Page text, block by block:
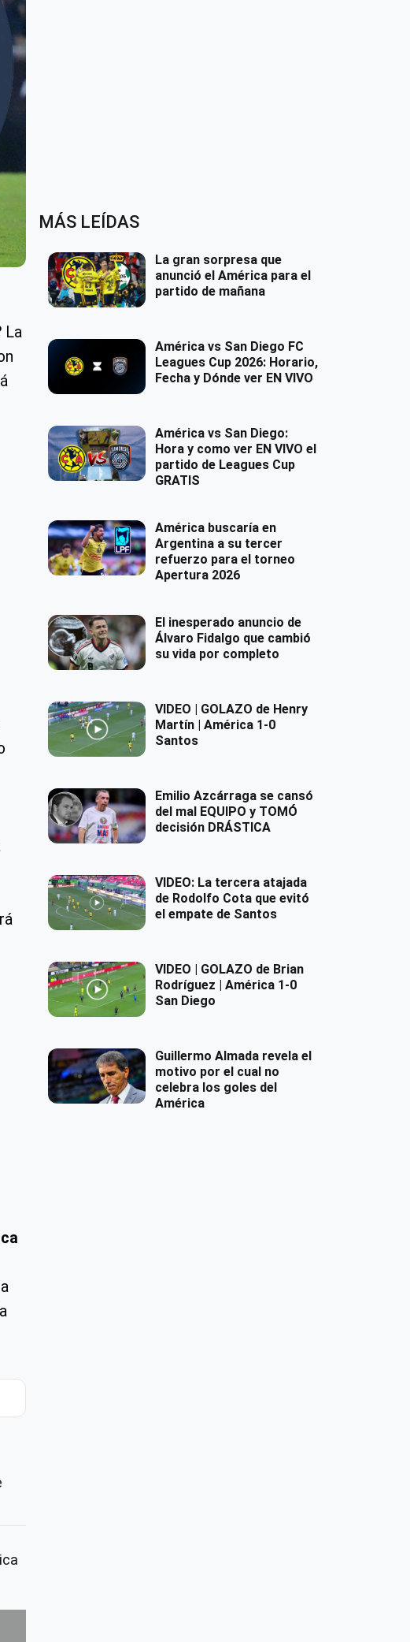
La
MÁS LEÍDAS
La gran sorpresa que
anunció el América para el
partido de mañana
América vs San Diego FC
Leagues Cup 2026: Horario,
Fecha y Dónde ver EN VIVO
América vs San Diego:
Hora y como ver EN VIVO el
partido de Leagues Cup
GRATIS
América buscaría en
Argentina a su tercer
refuerzo para el torneo
Apertura 2026
El inesperado anuncio de
Álvaro Fidalgo que cambió
su vida por completo
VIDEO | GOLAZO de Henry
Martín | América 1-0
Santos
Emilio Azcárraga se cansó
del mal EQUIPO y TOMÓ
decisión DRÁSTICA
VIDEO: La tercera atajada
de Rodolfo Cota que evitó
el empate de Santos
VIDEO | GOLAZO de Brian
Rodríguez | América 1-0
San Diego
Guillermo Almada revela el
motivo por el cual no
celebra los goles del
América